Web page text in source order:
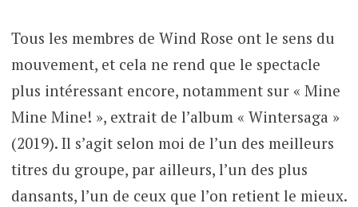
Tous les membres de Wind Rose ont le sens du
mouvement, et cela ne rend que le spectacle
plus intéressant encore, notamment sur « Mine
Mine Mine! », extrait de l’album « Wintersaga »
(2019). Il s’agit selon moi de l’un des meilleurs
titres du groupe, par ailleurs, l’un des plus
dansants, l’un de ceux que l’on retient le mieux.